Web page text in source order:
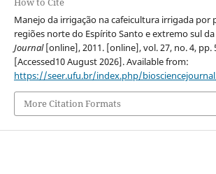
Manejo da irrigação na cafeicultura irrigada por
regiões norte do Espírito Santo e extremo sul da
Journal[online], 2011. [online], vol. 27, no. 4, pp.
[Accessed10 August 2026]. Available from:
https://seer.ufu.br/index.php/
More Citation Formats